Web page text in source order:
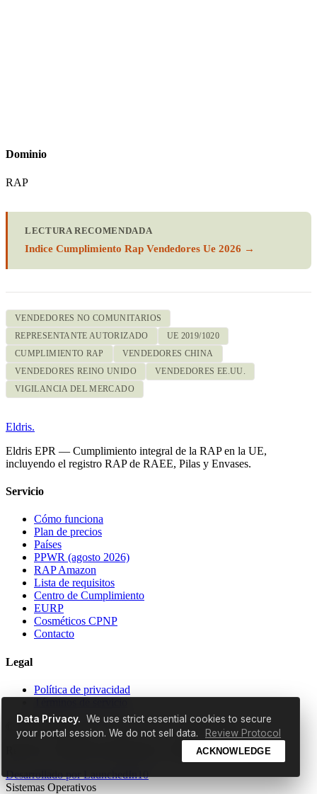
Dominio
RAP
LECTURA RECOMENDADA
Indice Cumplimiento Rap Vendedores Ue 2026 →
VENDEDORES NO COMUNITARIOS
REPRESENTANTE AUTORIZADO
UE 2019/1020
CUMPLIMIENTO RAP
VENDEDORES CHINA
VENDEDORES REINO UNIDO
VENDEDORES EE.UU.
VIGILANCIA DEL MERCADO
Eldris.
Eldris EPR — Cumplimiento integral de la RAP en la UE,
incluyendo el registro RAP de RAEE, Pilas y Envases.
Servicio
Cómo funciona
Plan de precios
Países
PPWR (agosto 2026)
RAP Amazon
Lista de requisitos
Centro de Cumplimiento
EURP
Cosméticos CPNP
Contacto
Legal
Política de privacidad
© 2026 EldrisAi OÜ. Todos los derechos reservados.
Reg. No: 17298529 | Ruunaoja tn 3, Tallinn, 11415, Estonia
Desarrollado por LaunchedIn10
Sistemas Operativos
Data Privacy. We use strict essential cookies to secure
your portal session. We do not sell data.
Review Protocol
ACKNOWLEDGE